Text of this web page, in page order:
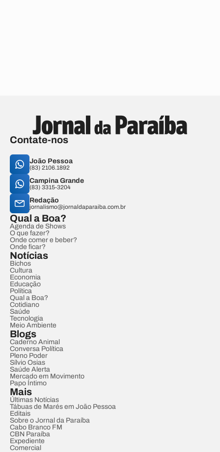
Contate-nos
João Pessoa
(83) 2106.1892
Campina Grande
(83) 3315-3204
Redação
jornalismo@jornaldaparaiba.com.br
Qual a Boa?
Agenda de Shows
O que fazer?
Onde comer e beber?
Onde ficar?
Notícias
Bichos
Cultura
Economia
Educação
Política
Qual a Boa?
Cotidiano
Saúde
Tecnologia
Meio Ambiente
Blogs
Caderno Animal
Conversa Política
Pleno Poder
Sílvio Osias
Saúde Alerta
Mercado em Movimento
Papo Íntimo
Mais
Últimas Notícias
Tábuas de Marés em João Pessoa
Editais
Sobre o Jornal da Paraíba
Cabo Branco FM
CBN Paraíba
Expediente
Comercial